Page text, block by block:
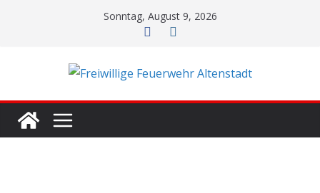
Sonntag, August 9, 2026